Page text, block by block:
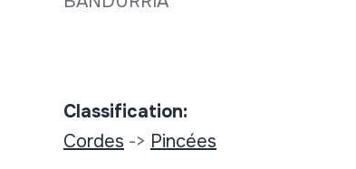
Classification:
Cordes -> Pincées